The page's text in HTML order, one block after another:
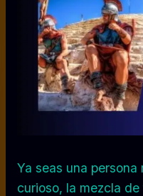
Ya seas una
curioso, la mezcla